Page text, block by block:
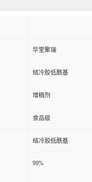
华堂聚瑞
结冷胶低酰基
增稠剂
食品级
结冷胶低酰基
99%